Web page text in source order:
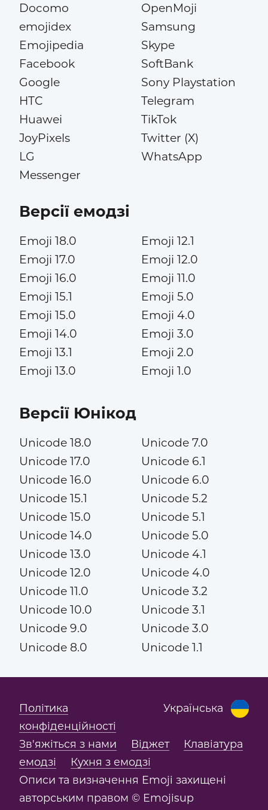
Docomo
emojidex
Emojipedia
Facebook
Google
HTC
Huawei
JoyPixels
LG
Messenger
OpenMoji
Samsung
Skype
SoftBank
Sony Playstation
Telegram
TikTok
Twitter (X)
WhatsApp
Версії емодзі
Emoji 18.0
Emoji 17.0
Emoji 16.0
Emoji 15.1
Emoji 15.0
Emoji 14.0
Emoji 13.1
Emoji 13.0
Emoji 12.1
Emoji 12.0
Emoji 11.0
Emoji 5.0
Emoji 4.0
Emoji 3.0
Emoji 2.0
Emoji 1.0
Версії Юнікод
Unicode 18.0
Unicode 17.0
Unicode 16.0
Unicode 15.1
Unicode 15.0
Unicode 14.0
Unicode 13.0
Unicode 12.0
Unicode 11.0
Unicode 10.0
Unicode 9.0
Unicode 8.0
Unicode 7.0
Unicode 6.1
Unicode 6.0
Unicode 5.2
Unicode 5.1
Unicode 5.0
Unicode 4.1
Unicode 4.0
Unicode 3.2
Unicode 3.1
Unicode 3.0
Unicode 1.1
Українська
Політика
конфіденційності
Зв'яжіться з нами
Віджет
Клавіатура
емодзі
Кухня з емодзі
Описи та визначення Emoji захищені
авторським правом © Emojisup